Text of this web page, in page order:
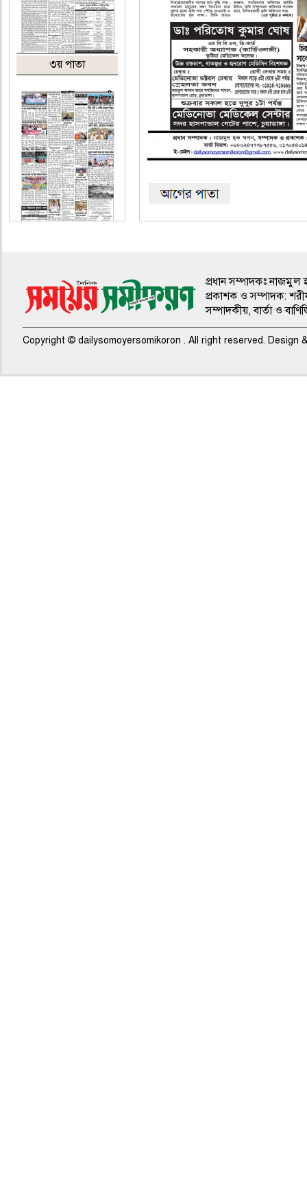
৩য় পাতা
প্রধান সম্পাদকঃ নাজমুল
প্রকাশক ও সম্পাদক:
সম্পাদকীয়, বার্তা ও
Copyright © dailysomoyersomikoron . All right reserved. Design